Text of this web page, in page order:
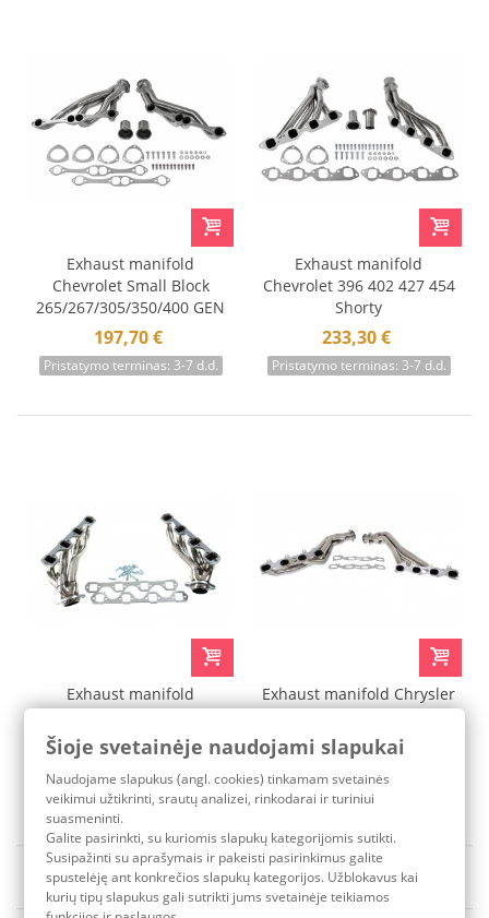
Exhaust manifold
Chevrolet Small Block
265/267/305/350/400 GEN
I V8
197,70 €
Pristatymo terminas: 3-7 d.d.
Exhaust manifold
Chevrolet 396 402 427 454
Shorty
233,30 €
Pristatymo terminas: 3-7 d.d.
Exhaust manifold
ChevroletGMC 5.0L5.7L V8
88-97
Pristatymo terminas: 3-7 d.d.
Exhaust manifold Chrysler
300C 05-11 5.7L HEMI V8
318,20 €
Pristatymo terminas: 3-7 d.d.
Rūšiuoti pagal
Šioje svetainėje naudojami slapukai
Naudojame slapukus (angl. cookies) tinkamam svetainės
veikimui užtikrinti, srautų analizei, rinkodarai ir turiniui
suasmeninti.
Galite pasirinkti, su kuriomis slapukų kategorijomis sutikti.
Susipažinti su aprašymais ir pakeisti pasirinkimus galite
spustelėję ant konkrečios slapukų kategorijos. Užblokavus kai
kurių tipų slapukus gali sutrikti jums svetainėje teikiamos